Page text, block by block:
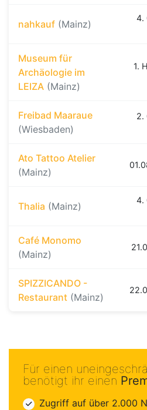
nahkauf (Mainz)
4.
Museum für
Archäologie im
LEIZA (Mainz)
1.
Freibad Maaraue
(Wiesbaden)
2.
Ato Tattoo Atelier
(Mainz)
Thalia (Mainz)
4.
Café Monomo
(Mainz)
SPIZZICANDO -
Restaurant (Mainz)
Für einen
benötigt ihr einen
Zugriff auf über 2.000